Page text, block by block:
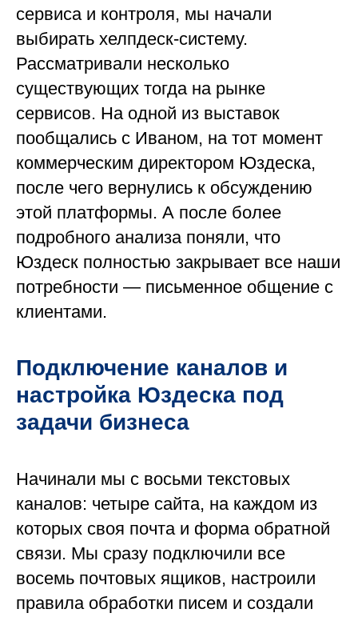
сервиса и контроля, мы начали
выбирать хелпдеск-систему.
Рассматривали несколько
существующих тогда на рынке
сервисов. На одной из выставок
пообщались с Иваном, на тот момент
коммерческим директором Юздеска,
после чего вернулись к обсуждению
этой платформы. А после более
подробного анализа поняли, что
Юздеск полностью закрывает все наши
потребности — письменное общение с
клиентами.
Подключение каналов и
настройка Юздеска под
задачи бизнеса
Начинали мы с восьми текстовых
каналов: четыре сайта, на каждом из
которых своя почта и форма обратной
связи. Мы сразу подключили все
восемь почтовых ящиков, настроили
правила обработки писем и создали